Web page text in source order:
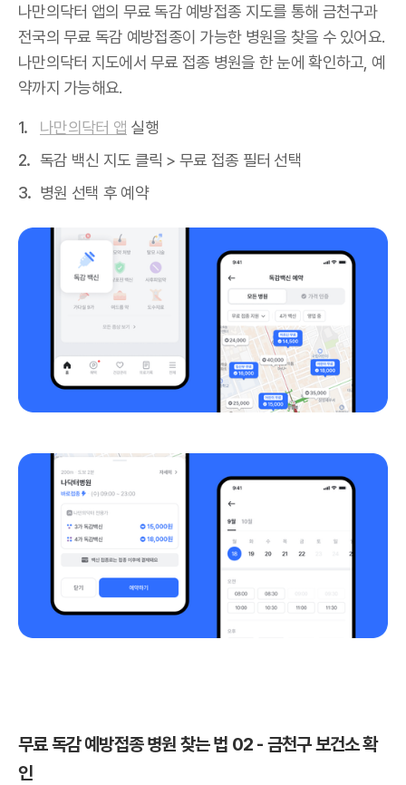
나만의닥터 앱의 무료 독감 예방접종 지도를 통해 금천구과
전국의 무료 독감 예방접종이 가능한 병원을 찾을 수 있어요.
나만의닥터 지도에서 무료 접종 병원을 한 눈에 확인하고, 예
약까지 가능해요.
나만의닥터 앱 실행
독감 백신 지도 클릭 > 무료 접종 필터 선택
병원 선택 후 예약
무료 독감 예방접종 병원 찾는 법 02 - 금천구 보건소 확
인